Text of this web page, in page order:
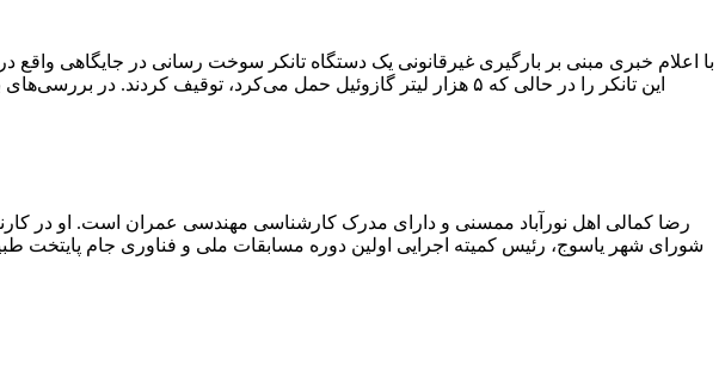
با اعلام خبری مبنی بر بارگیری غیرقانونی یک دستگاه تانکر سوخت رسانی در جایگاهی
این تانکر را در حالی که ۵ هزار لیتر گازوئیل حمل می‌کرد، توقیف
رضا کمالی اهل نورآباد ممسنی و دارای مدرک کارشناسی مهندسی عمران است. او در
شورای شهر یاسوج، رئیس کمیته اجرایی اولین دوره مسابقات ملی و فناوری جام پایتخت